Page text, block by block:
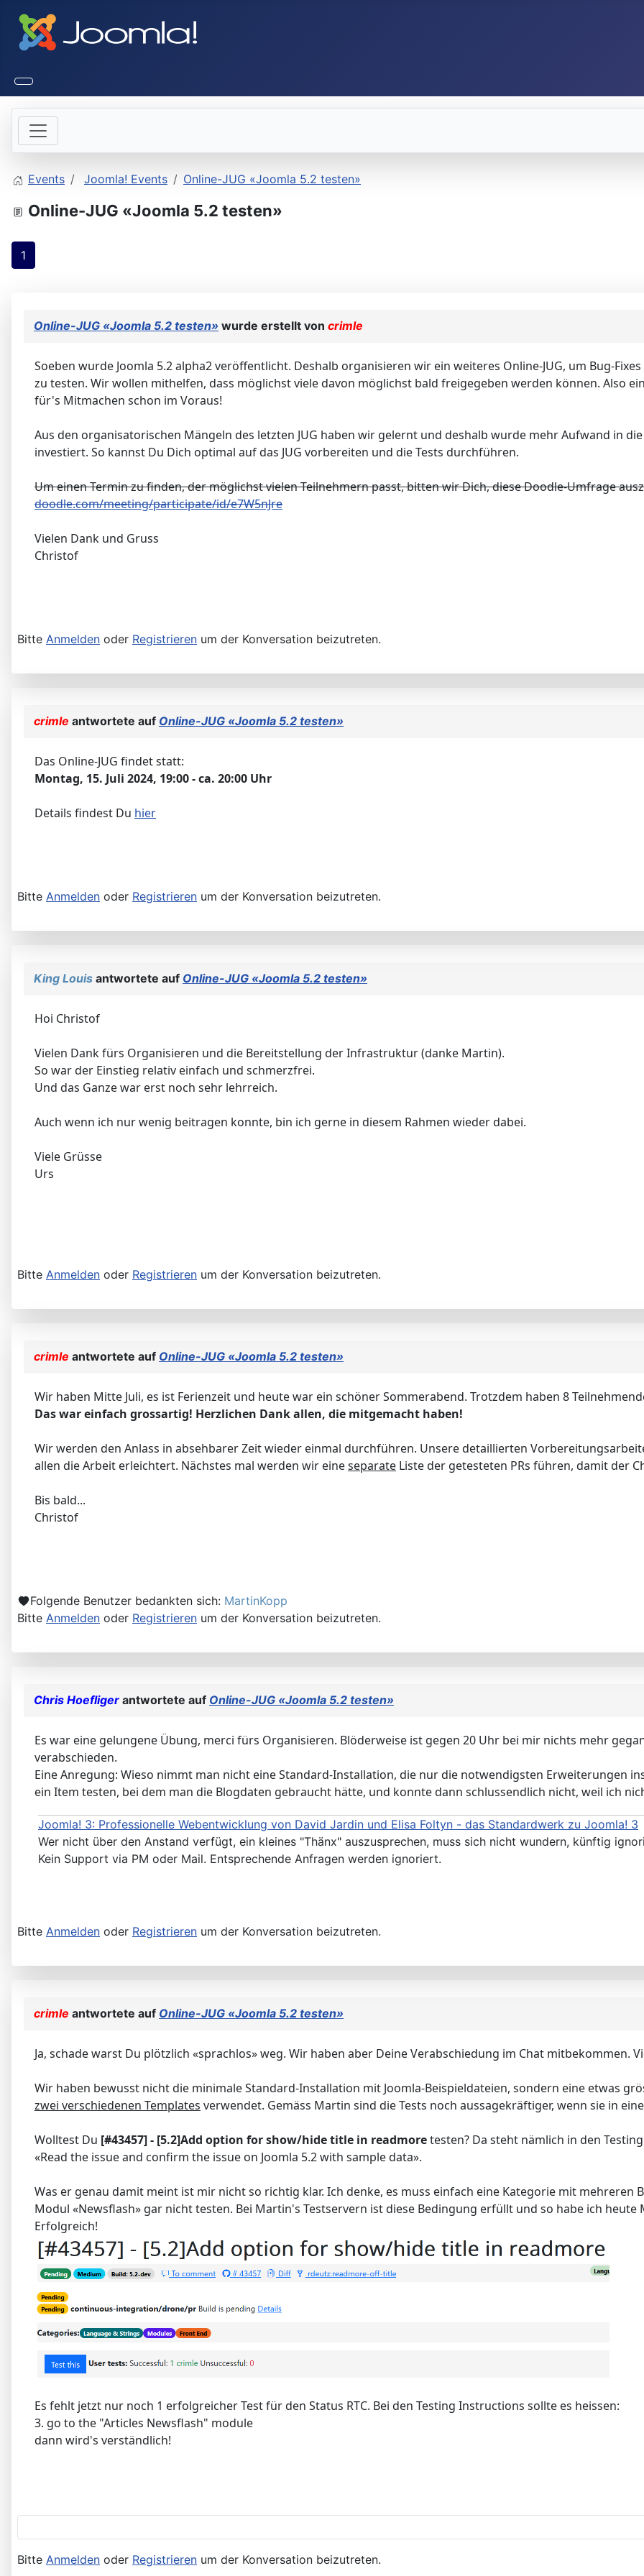
Events Joomla! Events Online-JUG «Joomla 5.2 testen»
Online-JUG «Joomla 5.2 testen»
1
Online-JUG «Joomla 5.2 testen» wurde erstellt von crimle
Soeben wurde Joomla 5.2 alpha2 veröffentlicht. Deshalb organisieren wir ein weiteres Online-JUG, um Bug-
zu testen. Wir wollen mithelfen, dass möglichst viele davon möglichst bald freigegeben werden können. Also
für's Mitmachen schon im Voraus!
Aus den organisatorischen Mängeln des letzten JUG haben wir gelernt und deshalb wurde mehr Aufwand in
investiert. So kannst Du Dich optimal auf das JUG vorbereiten und die Tests durchführen.
Um einen Termin zu finden, der möglichst vielen Teilnehmern passt, bitten wir Dich, diese Doodle-Umfrage
doodle.com/meeting/participate/id/e7W5nJre
Vielen Dank und Gruss
Christof
Bitte Anmelden oder Registrieren um der Konversation beizutreten.
crimle antwortete auf Online-JUG «Joomla 5.2 testen»
Das Online-JUG findet statt:
Montag, 15. Juli 2024, 19:00 - ca. 20:00 Uhr
Details findest Du hier
Bitte Anmelden oder Registrieren um der Konversation beizutreten.
King Louis antwortete auf Online-JUG «Joomla 5.2 testen»
Hoi Christof
Vielen Dank fürs Organisieren und die Bereitstellung der Infrastruktur (danke Martin).
So war der Einstieg relativ einfach und schmerzfrei.
Und das Ganze war erst noch sehr lehrreich.
Auch wenn ich nur wenig beitragen konnte, bin ich gerne in diesem Rahmen wieder dabei.
Viele Grüsse
Urs
Bitte Anmelden oder Registrieren um der Konversation beizutreten.
crimle antwortete auf Online-JUG «Joomla 5.2 testen»
Wir haben Mitte Juli, es ist Ferienzeit und heute war ein schöner Sommerabend. Trotzdem haben 8
Das war einfach grossartig! Herzlichen Dank allen, die mitgemacht haben!
Wir werden den Anlass in absehbarer Zeit wieder einmal durchführen. Unsere detaillierten
allen die Arbeit erleichtert. Nächstes mal werden wir eineseparate Liste der getesteten PRs führen, damit der
Bis bald...
Christof
Folgende Benutzer bedankten sich: MartinKopp
Bitte Anmelden oder Registrieren um der Konversation beizutreten.
Chris Hoefliger antwortete auf Online-JUG «Joomla 5.2 testen»
Es war eine gelungene Übung, merci fürs Organisieren. Blöderweise ist gegen 20 Uhr bei mir nichts mehr
verabschieden.
Eine Anregung: Wieso nimmt man nicht eine Standard-Installation, die nur die notwendigsten Erweiterungen
ein Item testen, bei dem man die Blogdaten gebraucht hätte, und konnte dann schlussendlich nicht, weil ich
Joomla! 3: Professionelle Webentwicklung von David Jardin und Elisa Foltyn - das Standardwerk zu Joomla! 3
Wer nicht über den Anstand verfügt, ein kleines "Thänx" auszusprechen, muss sich nicht wundern, künftig
Kein Support via PM oder Mail. Entsprechende Anfragen werden ignoriert.
Bitte Anmelden oder Registrieren um der Konversation beizutreten.
crimle antwortete auf Online-JUG «Joomla 5.2 testen»
Ja, schade warst Du plötzlich «sprachlos» weg. Wir haben aber Deine Verabschiedung im Chat mitbekommen.
Wir haben bewusst nicht die minimale Standard-Installation mit Joomla-Beispieldateien, sondern eine etwas
zwei verschiedenen Templates verwendet. Gemäss Martin sind die Tests noch aussagekräftiger, wenn sie in
Wolltest Du [#43457] - [5.2]Add option for show/hide title in readmoretesten? Da steht nämlich in den
«Read the issue and confirm the issue on Joomla 5.2 with sample data».
Was er genau damit meint ist mir nicht so richtig klar. Ich denke, es muss einfach eine Kategorie mit mehreren
Modul «Newsflash» gar nicht testen. Bei Martin's Testservern ist diese Bedingung erfüllt und so habe ich heute
Erfolgreich!
Es fehlt jetzt nur noch 1 erfolgreicher Test für den Status RTC. Bei den Testing Instructions sollte es heissen:
3. go to the "Articles Newsflash" module
dann wird's verständlich!
Bitte Anmelden oder Registrieren um der Konversation beizutreten.